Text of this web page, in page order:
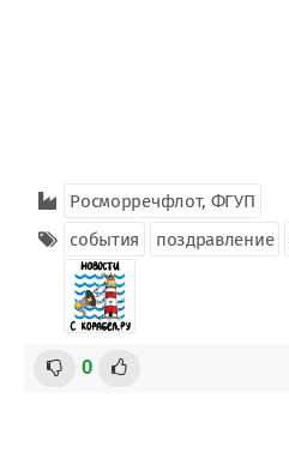
Росморречфлот, ФГУП
события
поздравление
0